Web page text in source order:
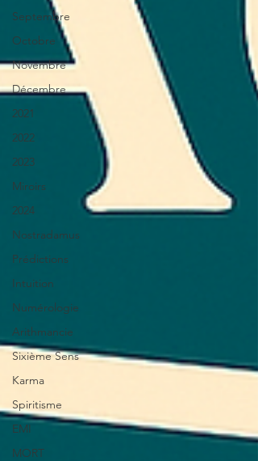
Septembre
Octobre
Novembre
Décembre
2021
2022
2023
Miroirs
2024
Nostradamus
Prédictions
Intuition
Numérologie
Arithmancie
Sixième Sens
Karma
Spiritisme
EMI
MORT